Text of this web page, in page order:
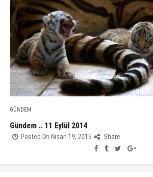
GÜNDEM
Gündem .. 11 Eylül 2014
Posted On Nisan 19, 2015 Share